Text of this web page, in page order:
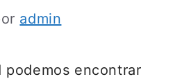
admin
podemos encontrar